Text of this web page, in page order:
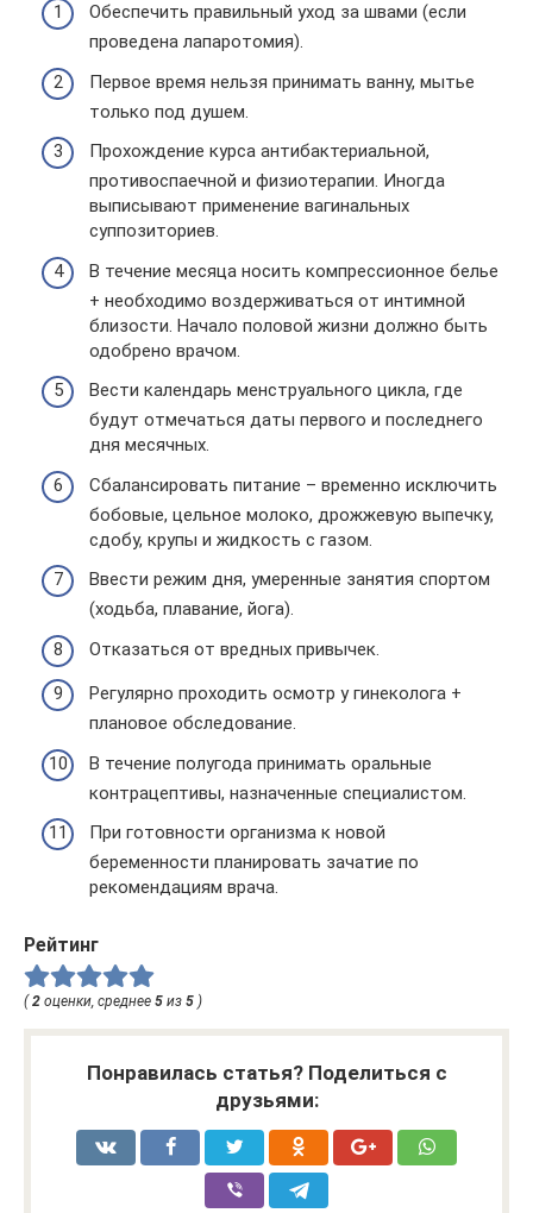
Обеспечить правильный уход за швами (если
проведена лапаротомия).
Первое время нельзя принимать ванну, мытье
только под душем.
Прохождение курса антибактериальной,
противоспаечной и физиотерапии. Иногда
выписывают применение вагинальных
суппозиториев.
В течение месяца носить компрессионное белье
+ необходимо воздерживаться от интимной
близости. Начало половой жизни должно быть
одобрено врачом.
Вести календарь менструального цикла, где
будут отмечаться даты первого и последнего
дня месячных.
Сбалансировать питание – временно исключить
бобовые, цельное молоко, дрожжевую выпечку,
сдобу, крупы и жидкость с газом.
Ввести режим дня, умеренные занятия спортом
(ходьба, плавание, йога).
Отказаться от вредных привычек.
Регулярно проходить осмотр у гинеколога +
плановое обследование.
В течение полугода принимать оральные
контрацептивы, назначенные специалистом.
При готовности организма к новой
беременности планировать зачатие по
рекомендациям врача.
Рейтинг
(2 оценки, среднее 5 из 5 )
Понравилась статья? Поделиться с
друзьями: